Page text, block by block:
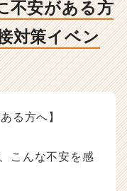
不安がある方
対策イベン
る方へ】
こんな不安を感